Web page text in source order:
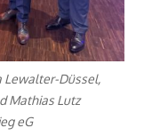
Lewalter-Düssel,
Mathias Lutz
eG